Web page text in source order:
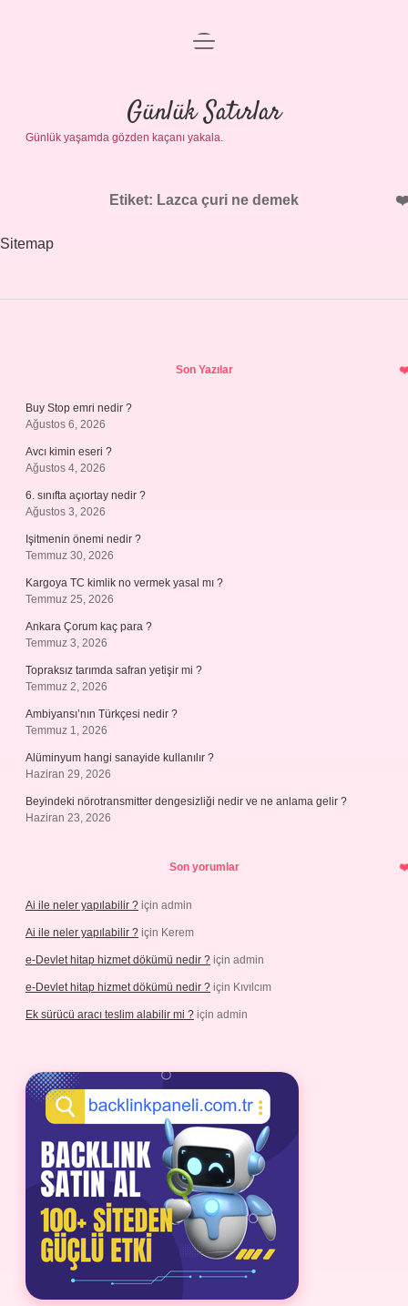
Anasayfa
Gizlilik Politikası
Yasal Uyarı
menüyü
Günlük Satırlar
Günlük yaşamda gözden kaçanı yakala.
Etiket: Lazca çuri ne demek
Sitemap
Son Yazılar
Buy Stop emri nedir ?
Ağustos 6, 2026
Avcı kimin eseri ?
Ağustos 4, 2026
6. sınıfta açıortay nedir ?
Ağustos 3, 2026
Işitmenin önemi nedir ?
Temmuz 30, 2026
Kargoya TC kimlik no vermek yasal mı ?
Temmuz 25, 2026
Ankara Çorum kaç para ?
Temmuz 3, 2026
Topraksız tarımda safran yetişir mi ?
Temmuz 2, 2026
Ambiyansı’nın Türkçesi nedir ?
Temmuz 1, 2026
Alüminyum hangi sanayide kullanılır ?
Haziran 29, 2026
Beyindeki nörotransmitter dengesizliği nedir ve ne anlama gelir ?
Haziran 23, 2026
Son yorumlar
Ai ile neler yapılabilir ? için admin
Ai ile neler yapılabilir ? için Kerem
e-Devlet hitap hizmet dökümü nedir ? için admin
e-Devlet hitap hizmet dökümü nedir ? için Kıvılcım
Ek sürücü aracı teslim alabilir mi ? için admin